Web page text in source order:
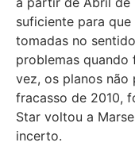
suficiente para
tomadas no
problemas quando
vez, os planos não
fracasso de 2010,
Star voltou a
incerto.